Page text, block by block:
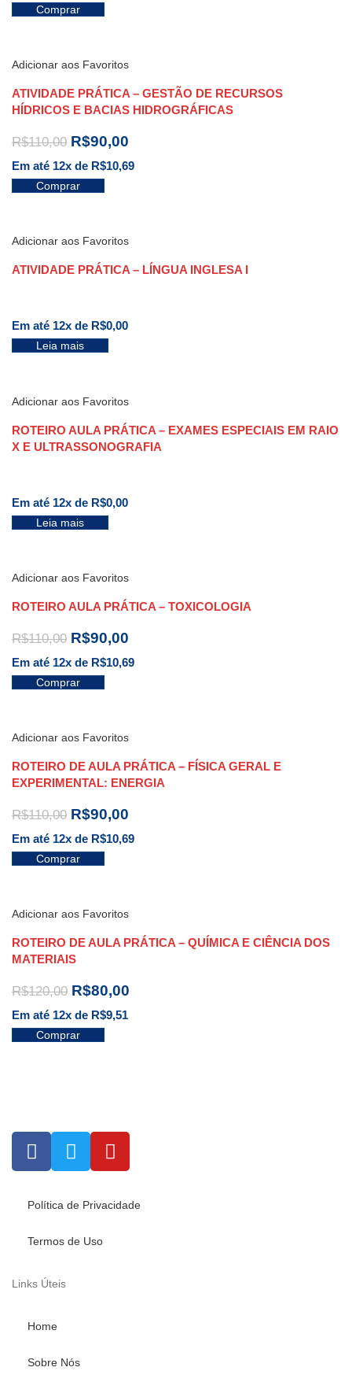
Comprar
Adicionar aos Favoritos
ATIVIDADE PRÁTICA – GESTÃO DE RECURSOS
HÍDRICOS E BACIAS HIDROGRÁFICAS
R$110,00 R$90,00
Em até 12x de R$10,69
Comprar
Adicionar aos Favoritos
ATIVIDADE PRÁTICA – LÍNGUA INGLESA I
Em até 12x de R$0,00
Leia mais
Adicionar aos Favoritos
ROTEIRO AULA PRÁTICA – EXAMES ESPECIAIS EM RAIO
X E ULTRASSONOGRAFIA
Em até 12x de R$0,00
Leia mais
Adicionar aos Favoritos
ROTEIRO AULA PRÁTICA – TOXICOLOGIA
R$110,00 R$90,00
Em até 12x de R$10,69
Comprar
Adicionar aos Favoritos
ROTEIRO DE AULA PRÁTICA – FÍSICA GERAL E
EXPERIMENTAL: ENERGIA
R$110,00 R$90,00
Em até 12x de R$10,69
Comprar
Adicionar aos Favoritos
ROTEIRO DE AULA PRÁTICA – QUÍMICA E CIÊNCIA DOS
MATERIAIS
R$120,00 R$80,00
Em até 12x de R$9,51
Comprar
Política de Privacidade
Termos de Uso
Links Úteis
Home
Sobre Nós